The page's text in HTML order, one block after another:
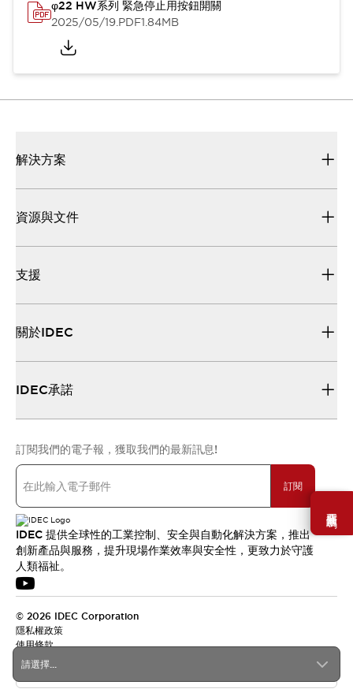
需要幫助嗎？
φ22 HW系列 緊急停止用按鈕開關
2025/05/19.PDF1.84MB
請選擇...
解決方案
資源與文件
支援
關於IDEC
IDEC承諾
訂閱我們的電子報，獲取我們的最新訊息!
訂閱
IDEC 提供全球性的工業控制、安全與自動化解決方案，推出
創新產品與服務，提升現場作業效率與安全性，更致力於守護
人類福祉。
© 2026 IDEC Corporation
隱私權政策
使用條款
台灣